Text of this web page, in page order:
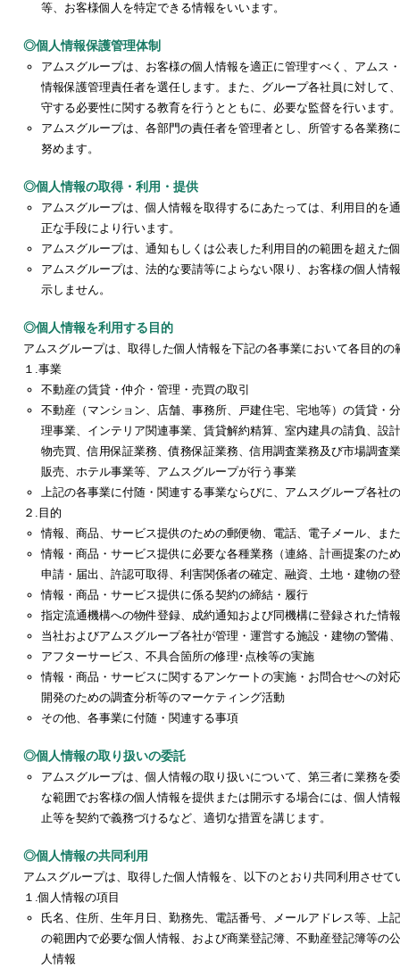
等、お客様個人を特定できる情報をいいます。
◎個人情報保護管理体制
アムスグループは、お客様の個人情報を適正に管理すべく、アムス
情報保護管理責任者を選任します。また、グループ各社員に対して
守する必要性に関する教育を行うとともに、必要な監督を行います。
アムスグループは、各部門の責任者を管理者とし、所管する各業務
努めます。
◎個人情報の取得・利用・提供
アムスグループは、個人情報を取得するにあたっては、利用目的を
正な手段により行います。
アムスグループは、通知もしくは公表した利用目的の範囲を超えた
アムスグループは、法的な要請等によらない限り、お客様の個人情
示しません。
◎個人情報を利用する目的
アムスグループは、取得した個人情報を下記の各事業において各目的
１.事業
不動産の賃貸・仲介・管理・売買の取引
不動産（マンション、店舗、事務所、戸建住宅、宅地等）の賃貸・
理事業、インテリア関連事業、賃貸解約精算、室内建具の請負、設
物売買、信用保証業務、債務保証業務、信用調査業務及び市場調査
販売、ホテル事業等、アムスグループが行う事業
上記の各事業に付随・関連する事業ならびに、アムスグループ各社
２.目的
情報、商品、サービス提供のための郵便物、電話、電子メール、ま
情報・商品・サービス提供に必要な各種業務（連絡、計画提案のた
申請・届出、許認可取得、利害関係者の確定、融資、土地・建物の
情報・商品・サービス提供に係る契約の締結・履行
指定流通機構への物件登録、成約通知および同機構に登録された情
当社およびアムスグループ各社が管理・運営する施設・建物の警備
アフターサービス、不具合箇所の修理･点検等の実施
情報・商品・サービスに関するアンケートの実施・お問合せへの対
開発のための調査分析等のマーケティング活動
その他、各事業に付随・関連する事項
◎個人情報の取り扱いの委託
アムスグループは、個人情報の取り扱いについて、第三者に業務を
な範囲でお客様の個人情報を提供または開示する場合には、個人情
止等を契約で義務づけるなど、適切な措置を講じます。
◎個人情報の共同利用
アムスグループは、取得した個人情報を、以下のとおり共同利用させて
１.個人情報の項目
氏名、住所、生年月日、勤務先、電話番号、メールアドレス等、上
の範囲内で必要な個人情報、および商業登記簿、不動産登記簿等の
人情報